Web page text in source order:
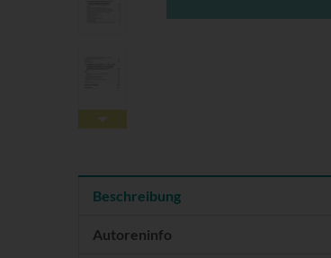
Beschreibung
Autoreninfo